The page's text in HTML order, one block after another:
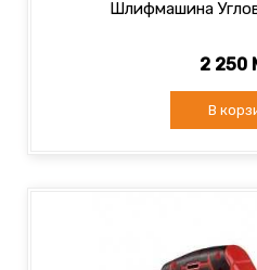
Шлифмашина
2 250
В